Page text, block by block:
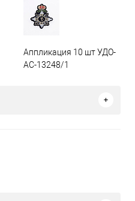
Аппликация 10 шт УДО-
АС-13248/1